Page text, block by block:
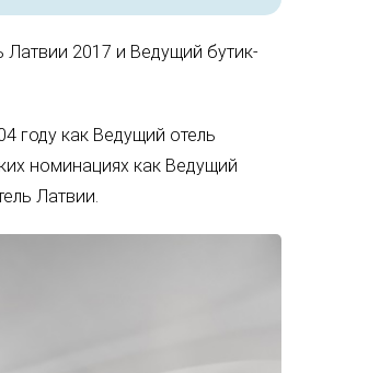
Латвии 2017 и Ведущий бутик-
году как Ведущий отель
номинациях как Ведущий
Латвии.